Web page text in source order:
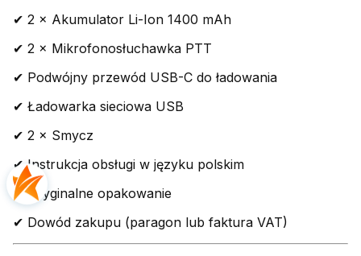
✔ 2 × Akumulator Li-Ion 1400 mAh
✔ 2 × Mikrofonosłuchawka PTT
✔ Podwójny przewód USB-C do ładowania
✔ Ładowarka sieciowa USB
✔ 2 × Smycz
✔ Instrukcja obsługi w języku polskim
✔ Oryginalne opakowanie
✔ Dowód zakupu (paragon lub faktura VAT)